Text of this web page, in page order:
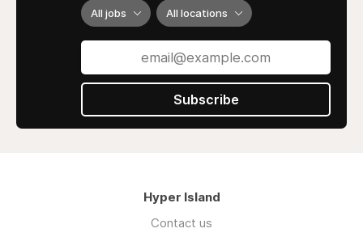
والتأكد من عدم وجود تجمعات للرطوبة داخل المكيف.
بعد ذلك، يجب فحص سلك الكهرباء والاتصالات بين
الوحدة الداخلية والخارجية للتأكد من عدم وجود أي
تلف أو تلف في الأسلاك.
يجب أيضاً فحص الفلاتر وتنظيفها بشكل منتظم. الفلاتر
المتسخة تمنع تدفق الهواء بكفاءة وتسبب ارتفاع درجة
الخارجية بالماء والصابون أو بالمسح باستخدام قطعة
All jobs All locations
Subscribe
Hyper Island
Contact us